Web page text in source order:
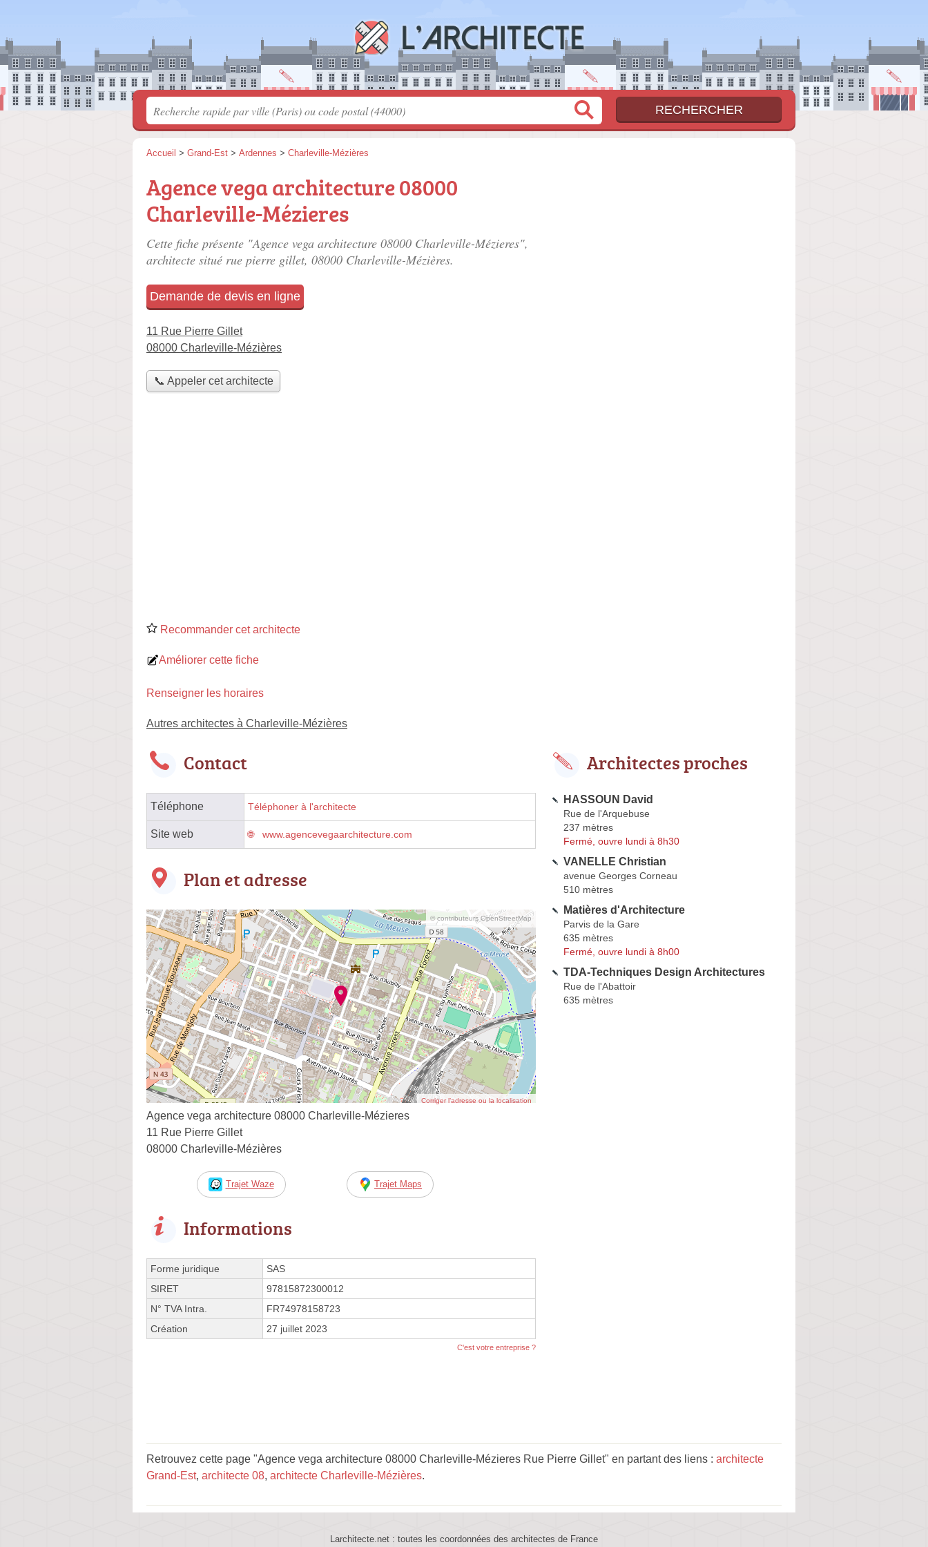
Accueil > Grand-Est > Ardennes > Charleville-Mézières
Agence vega architecture 08000
Charleville-Mézieres
Cette fiche présente "Agence vega architecture 08000 Charleville-Mézieres",
architecte situé rue pierre gillet, 08000 Charleville-Mézières.
Demande de devis en ligne
11 Rue Pierre Gillet
08000 Charleville-Mézières
📞 Appeler cet architecte
Recommander cet architecte
Améliorer cette fiche
Renseigner les horaires
Autres architectes à Charleville-Mézières
Contact
Téléphone Téléphoner à l'architecte
Site web www.agencevegaarchitecture.com
Plan et adresse
© contributeurs OpenStreetMap
Corriger l’adresse ou la localisation
Agence vega architecture 08000 Charleville-Mézieres
11 Rue Pierre Gillet
08000 Charleville-Mézières
Trajet Waze Trajet Maps
Informations
Forme juridique
SAS
SIRET
97815872300012
N° TVA Intra.
FR74978158723
Création
27 juillet 2023
C'est votre entreprise ?
Architectes proches
HASSOUN David
Rue de l'Arquebuse
237 mètres
Fermé, ouvre lundi à 8h30
VANELLE Christian
avenue Georges Corneau
510 mètres
Matières d'Architecture
Parvis de la Gare
635 mètres
Fermé, ouvre lundi à 8h00
TDA-Techniques Design Architectures
Rue de l'Abattoir
635 mètres
Retrouvez cette page "Agence vega architecture 08000 Charleville-Mézieres Rue Pierre Gillet" en partant des liens : architecte
Grand-Est, architecte 08, architecte Charleville-Mézières.
Larchitecte.net : toutes les coordonnées des architectes de France